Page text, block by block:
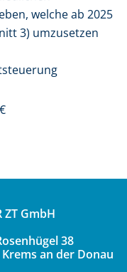
welche ab 2025
3) umzusetzen
ZT GmbH
38
Krems an der Donau